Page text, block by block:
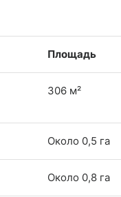
Площадь
306 м²
Около 0,5 га
Около 0,8 га